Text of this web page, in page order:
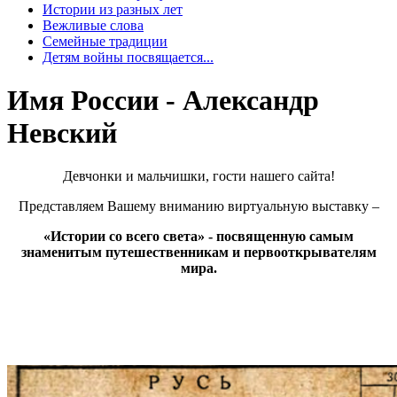
Истории из разных лет
Вежливые слова
Семейные традиции
Детям войны посвящается...
Имя России - Александр
Невский
Девчонки и мальчишки, гости нашего сайта!
Представляем Вашему вниманию виртуальную выставку –
«Истории со всего света» - посвященную самым
знаменитым путешественникам и первооткрывателям
мира.